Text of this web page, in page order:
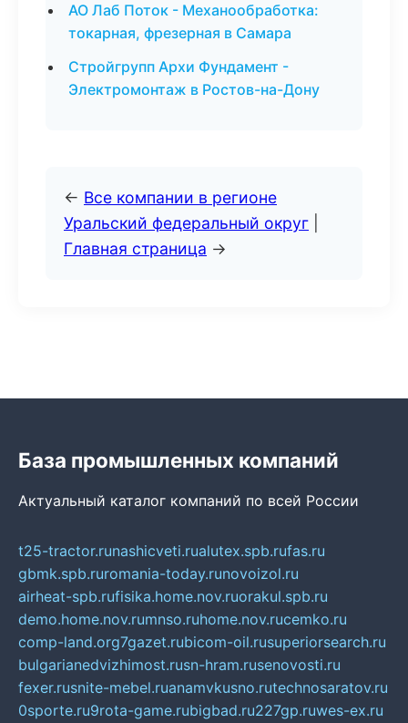
АО Лаб Поток - Механообработка:
токарная, фрезерная в Самара
Стройгрупп Архи Фундамент -
Электромонтаж в Ростов-на-Дону
← Все компании в регионе
Уральский федеральный округ
Главная страница →
База промышленных компаний
Актуальный каталог компаний по всей России
t25-tractor.runashicveti.rualutex.spb.rufas.ru
gbmk.spb.ruromania-today.runovoizol.ru
airheat-spb.rufisika.home.nov.ruorakul.spb.ru
demo.home.nov.rumnso.ruhome.nov.rucemko.ru
comp-land.org7gazet.rubicom-oil.rusuperiorsearch.ru
bulgarianedvizhimost.rusn-hram.rusenovosti.ru
fexer.rusnite-mebel.ruanamvkusno.rutechnosaratov.ru
0sporte.ru9rota-game.rubigbad.ru227gp.ruwes-ex.ru